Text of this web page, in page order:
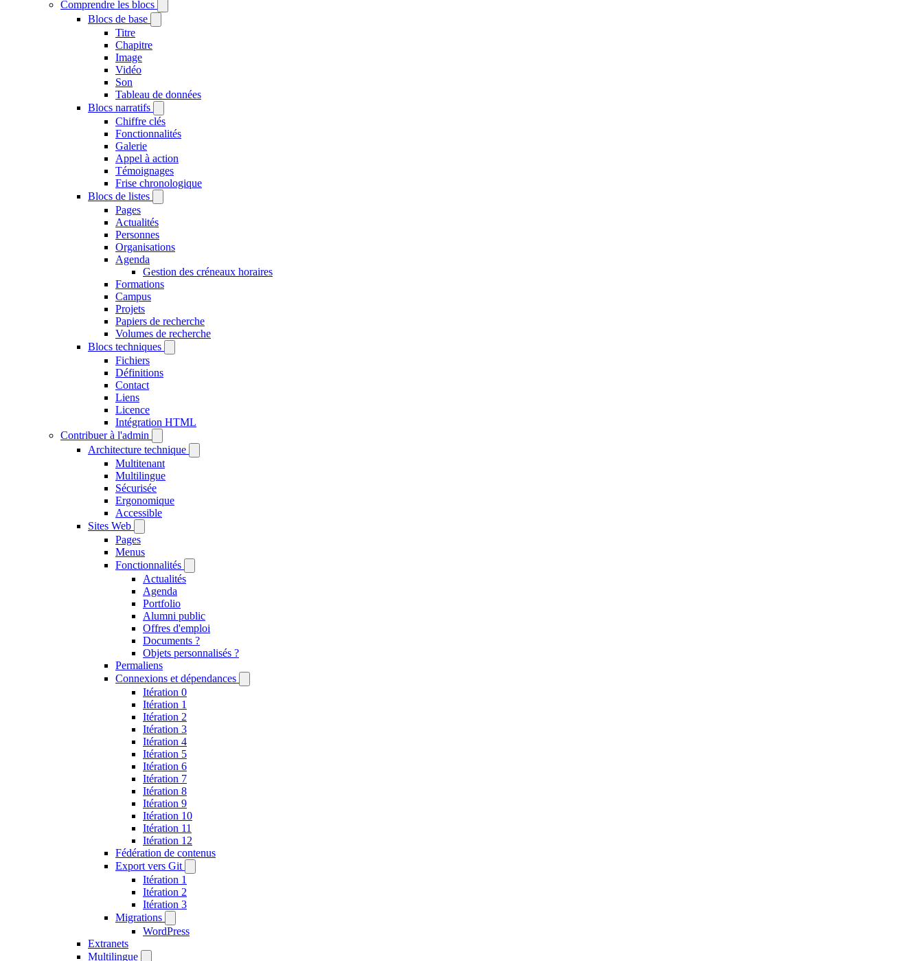
Comprendre les blocs
Blocs de base
Titre
Chapitre
Image
Vidéo
Son
Tableau de données
Blocs narratifs
Chiffre clés
Fonctionnalités
Galerie
Appel à action
Témoignages
Frise chronologique
Blocs de listes
Pages
Actualités
Personnes
Organisations
Agenda
Gestion des créneaux horaires
Formations
Campus
Projets
Papiers de recherche
Volumes de recherche
Blocs techniques
Fichiers
Définitions
Contact
Liens
Licence
Intégration HTML
Contribuer à l'admin
Architecture technique
Multitenant
Multilingue
Sécurisée
Ergonomique
Accessible
Sites Web
Pages
Menus
Fonctionnalités
Actualités
Agenda
Portfolio
Alumni public
Offres d'emploi
Documents ?
Objets personnalisés ?
Permaliens
Connexions et dépendances
Itération 0
Itération 1
Itération 2
Itération 3
Itération 4
Itération 5
Itération 6
Itération 7
Itération 8
Itération 9
Itération 10
Itération 11
Itération 12
Fédération de contenus
Export vers Git
Itération 1
Itération 2
Itération 3
Migrations
WordPress
Extranets
Multilingue